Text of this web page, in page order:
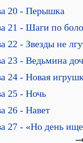
20 - Перышка
21 - Шаги по
22 - Звезды не
23 - Ведьмина
24 - Новая
25 - Ночь
26 - Навет
27 - «Но день